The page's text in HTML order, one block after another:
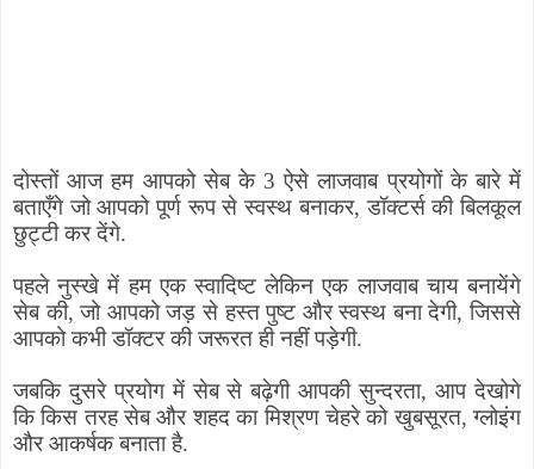
दोस्तों आज हम आपको सेब के 3 ऐसे लाजवाब प्रयोगों के बारे में
बताएँगे जो आपको पूर्ण रूप से स्वस्थ बनाकर,डॉक्टर्स की बिलकूल
छुट्टी कर देंगे.
पहले नुस्खे में हम एक स्वादिष्ट लेकिन एक लाजवाब चाय बनायेंगे
सेब की,जो आपको जड़ से हस्त पुष्ट और स्वस्थ बना देगी,जिससे
आपको कभी डॉक्टर की जरूरत ही नहीं पड़ेगी.
जबकि दुसरे प्रयोग में सेब से बढ़ेगी आपकी सुन्दरता,आप देखोगे
कि किस तरह सेब और शहद का मिश्रण चेहरे को खुबसूरत,ग्लोइंग
और आकर्षक बनाता है.